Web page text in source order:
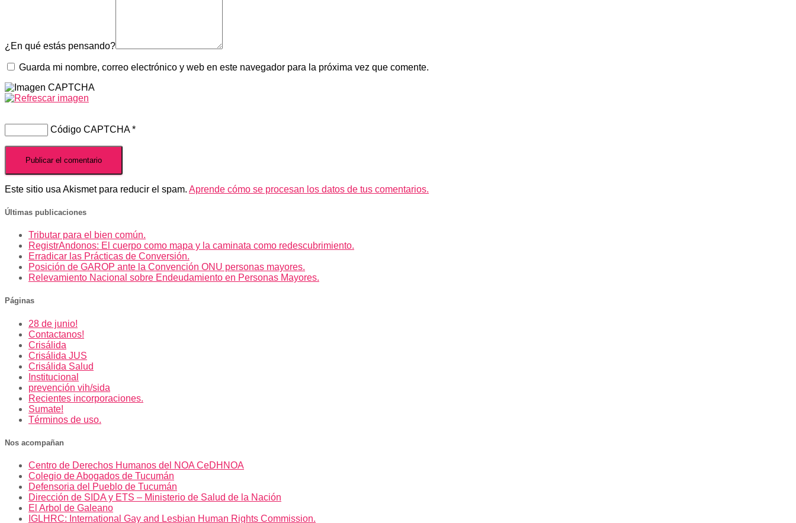
¿En qué estás pensando?
Guarda mi nombre, correo electrónico y web en este navegador para la próxima vez que comente.
Código CAPTCHA*
Este sitio usa Akismet para reducir el spam. Aprende cómo se procesan los datos de tus comentarios.
Últimas publicaciones
Tributar para el bien común.
RegistrAndonos: El cuerpo como mapa y la caminata como redescubrimiento.
Erradicar las Prácticas de Conversión.
Posición de GAROP ante la Convención ONU personas mayores.
Relevamiento Nacional sobre Endeudamiento en Personas Mayores.
Páginas
28 de junio!
Contactanos!
Crisálida
Crisálida JUS
Crisálida Salud
Institucional
prevención vih/sida
Recientes incorporaciones.
Sumate!
Términos de uso.
Nos acompañan
Centro de Derechos Humanos del NOA CeDHNOA
Colegio de Abogados de Tucumán
Defensoria del Pueblo de Tucumán
Dirección de SIDA y ETS – Ministerio de Salud de la Nación
El Arbol de Galeano
IGLHRC: International Gay and Lesbian Human Rights Commission.